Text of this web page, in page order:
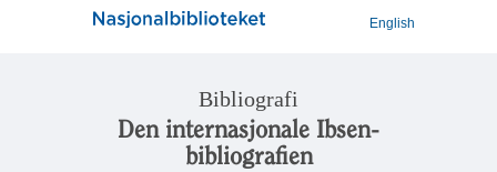
English
Bibliografi
Den internasjonale Ibsen-
bibliografien